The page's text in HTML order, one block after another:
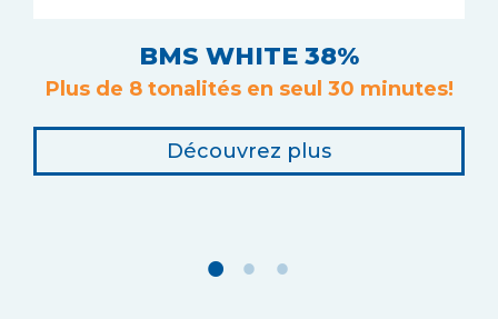
BMS WHITE 38%
Plus de 8 tonalités en seul 30 minutes!
Découvrez plus